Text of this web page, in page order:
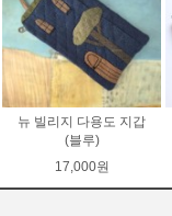
뉴 빌리지 다용도 지갑
(블루)
17,000원